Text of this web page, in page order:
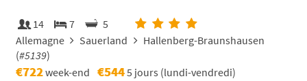
14 7
5
Allemagne
Sauerland
Hallenberg-Braunshausen
(#5139)
€722week-end €5445 jours (lundi-vendredi)